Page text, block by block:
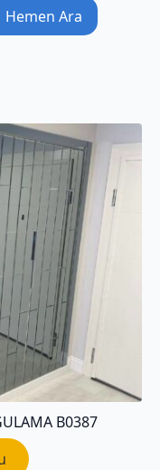
Hemen Ara
B0387